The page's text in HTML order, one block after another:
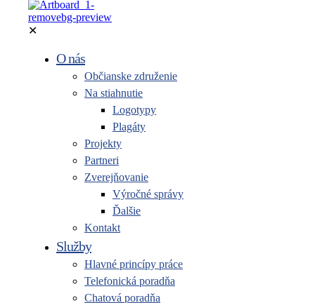
✕
O nás
Občianske združenie
Na stiahnutie
Logotypy
Plagáty
Projekty
Partneri
Zverejňovanie
Výročné správy
Ďalšie
Kontakt
Služby
Hlavné princípy práce
Telefonická poradňa
Chatová poradňa